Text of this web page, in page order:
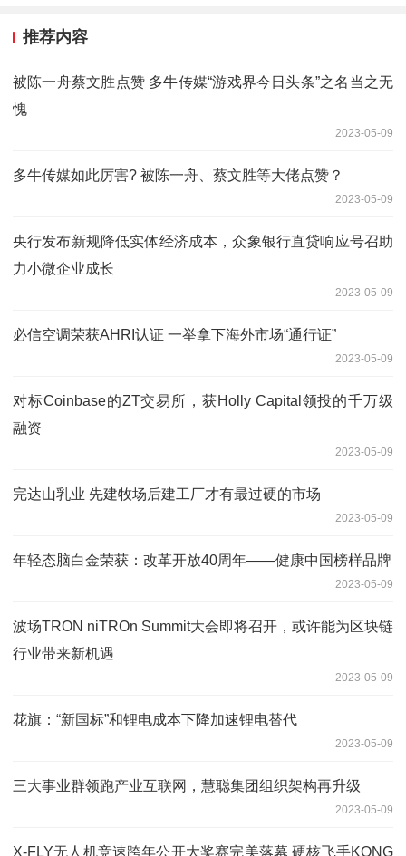
推荐内容
被陈一舟蔡文胜点赞 多牛传媒“游戏界今日头条”之名当之无
愧
2023-05-09
多牛传媒如此厉害? 被陈一舟、蔡文胜等大佬点赞？
2023-05-09
央行发布新规降低实体经济成本，众象银行直贷响应号召助
力小微企业成长
2023-05-09
必信空调荣获AHRI认证 一举拿下海外市场“通行证”
2023-05-09
对标Coinbase的ZT交易所，获Holly Capital领投的千万级
融资
2023-05-09
完达山乳业 先建牧场后建工厂才有最过硬的市场
2023-05-09
年轻态脑白金荣获：改革开放40周年——健康中国榜样品牌
2023-05-09
波场TRON niTROn Summit大会即将召开，或许能为区块链
行业带来新机遇
2023-05-09
花旗：“新国标”和锂电成本下降加速锂电替代
2023-05-09
三大事业群领跑产业互联网，慧聪集团组织架构再升级
2023-05-09
X-FLY无人机竞速跨年公开大奖赛完美落幕 硬核飞手KONG